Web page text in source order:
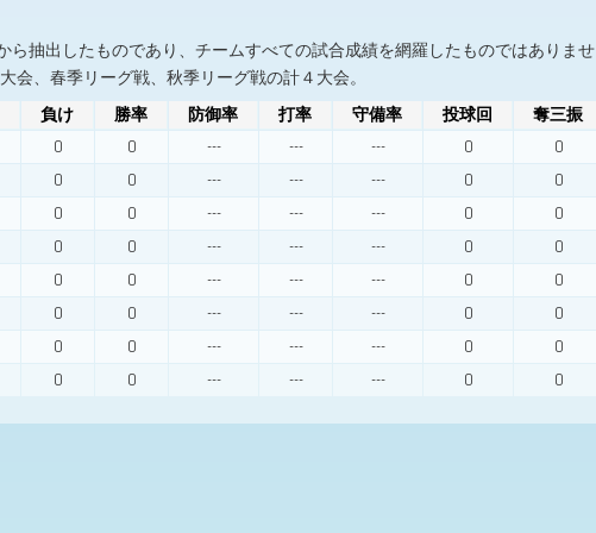
抽出したものであり、チームすべての試合成績を網羅したものではありませ
、春季リーグ戦、秋季リーグ戦の計４大会。
負け 勝率 防御率 打率 守備率 投球回 奪三振
0
0 --- --- --- 0 0
0
0 --- --- --- 0 0
0
0 --- --- --- 0 0
0
0 --- --- --- 0 0
0
0 --- --- --- 0 0
0
0 --- --- --- 0 0
0
0 --- --- --- 0 0
0
0 --- --- --- 0 0